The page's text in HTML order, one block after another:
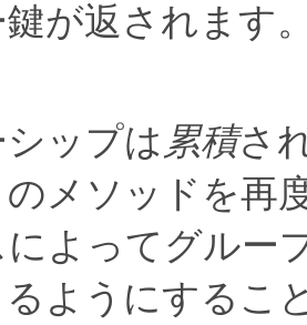
鍵が返されます
ップは 累積さ
メソッドを再
によってグルー
ようにするこ